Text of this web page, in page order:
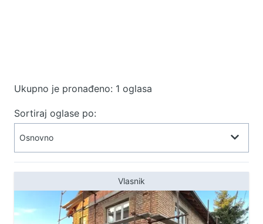
Ukupno je pronađeno: 1 oglasa
Sortiraj oglase po:
Vlasnik